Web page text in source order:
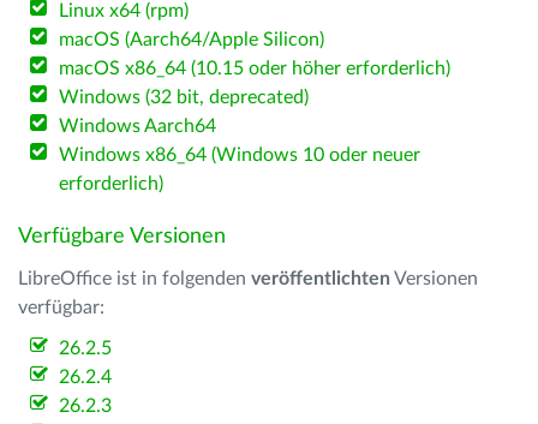
Linux x64 (rpm)
macOS (Aarch64/Apple Silicon)
macOS x86_64 (10.15 oder höher erforderlich)
Windows (32 bit, deprecated)
Windows Aarch64
Windows x86_64 (Windows 10 oder neuer
erforderlich)
Verfügbare Versionen
LibreOffice ist in folgenden veröffentlichten Versionen
verfügbar:
26.2.5
26.2.4
26.2.3